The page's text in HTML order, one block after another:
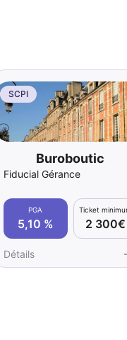
SCPI
Buroboutic
Fiducial Gérance
PGA
5,10 %
Ticket
2 300€
Détails